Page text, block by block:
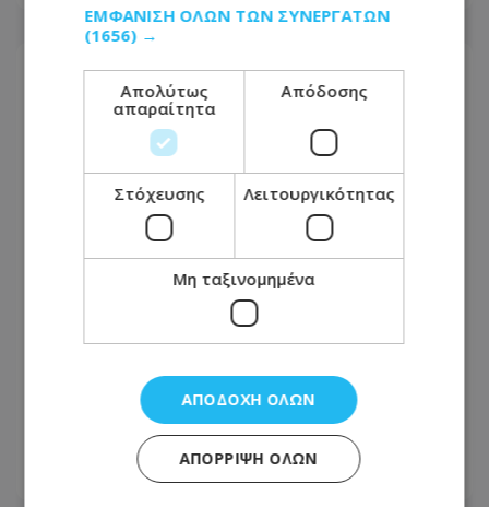
κίτρινες προειδοποιήσεις: Τι δείχνουν
οι προβλέψεις για τον
Δεκαπενταύγουστο
06.08.2026 - 06:30
ΕΜΦΆΝΙΣΗ ΌΛΩΝ ΤΩΝ ΣΥΝΕΡΓΑΤΏΝ
(1656) →
Απολύτως
απαραίτητα
Απόδοσης
Στόχευσης Λειτουργικότητας
Μη ταξινομημένα
ΑΠΟΔΟΧΉ ΌΛΩΝ
ΑΠΌΡΡΙΨΗ ΌΛΩΝ